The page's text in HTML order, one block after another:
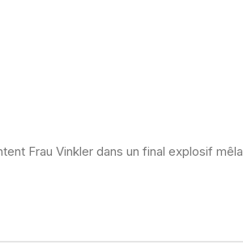
Frau Vinkler dans un final explosif